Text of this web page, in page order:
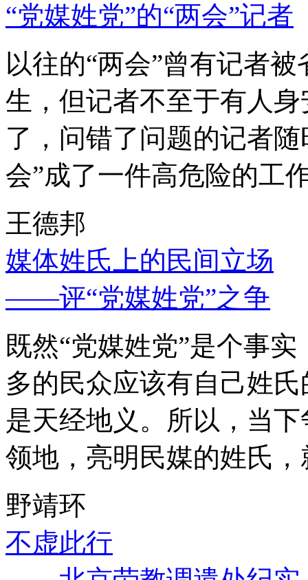
“党媒姓党”的“两会”记者
以往的“两会”曾有记者
生，但记者不至于有人
了，问错了问题的记者
会”成了一件高危险的工
王德邦
媒体姓氏上的民间立场
——评“党媒姓党”之争
既然“党媒姓党”是个事
多的民众应该有自己姓
是天经地义。所以，当
领地，亮明民媒的姓氏
野靖环
不虚此行